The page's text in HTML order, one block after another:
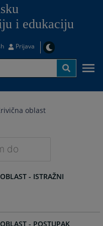
i edukaciju
Prijava
oblast
- ISTRAŽNI
- POSTUPAK